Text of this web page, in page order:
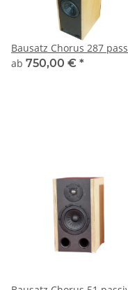
Bausatz Chorus 287
ab 750,00 € *